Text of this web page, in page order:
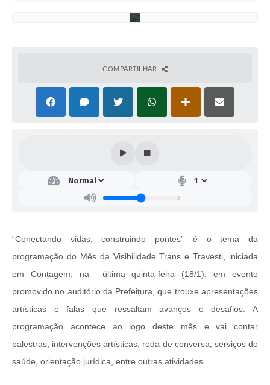
COMPARTILHAR
“Conectando vidas, construindo pontes” é o tema da
programação do Mês da Visibilidade Trans e Travesti, iniciada
em Contagem, na última quinta-feira (18/1), em evento
promovido no auditório da Prefeitura, que trouxe apresentações
artísticas e falas que ressaltam avanços e desafios. A
programação acontece ao logo deste mês e vai contar
palestras, intervenções artísticas, roda de conversa, serviços de
saúde, orientação jurídica, entre outras atividades